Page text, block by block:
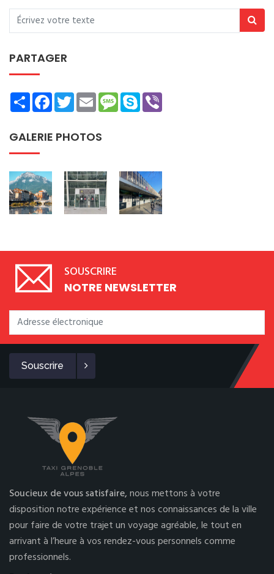
PARTAGER
ShareFacebookTwitterEmailMessage
Skype
GALERIE PHOTOS
SOUSCRIRE
NOTRE NEWSLETTER
Souscrire
Soucieux de vous satisfaire,nous mettons à votre
disposition notre expérience et nos connaissances de la ville
pour faire de votre trajet un voyage agréable, le tout en
arrivant à l’heure à vos rendez-vous personnels comme
professionnels.